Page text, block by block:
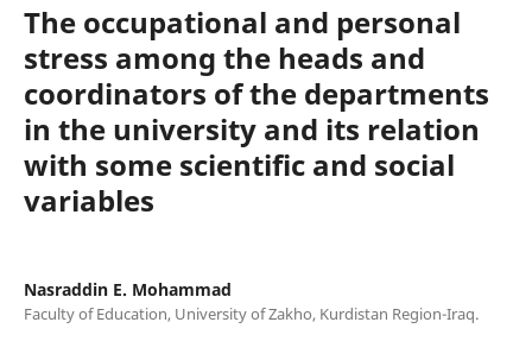
The occupational and personal
stress among the heads and
coordinators of the departments
in the university and its relation
with some scientific and social
variables
Nasraddin E. Mohammad
Faculty of Education, University of Zakho, Kurdistan Region-Iraq.